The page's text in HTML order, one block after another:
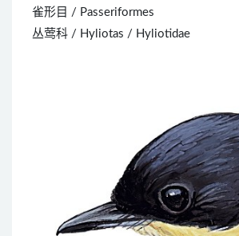
雀形目 / Passeriformes
丛莺科 / Hyliotas / Hyliotidae